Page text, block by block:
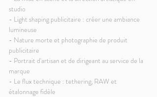
studio
- Light shaping publicitaire : créer une ambiance
lumineuse
- Nature morte et photographie de produit
publicitaire
- Portrait d'artisan et de dirigeant au service de la
marque
- Le flux technique : tethering, RAW et
étalonnage fidèle